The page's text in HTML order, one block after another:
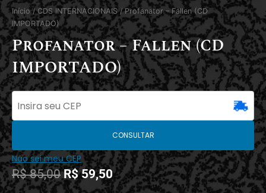
Início/CDS INTERNACIONAIS/ Profanator – Fallen (CD
IMPORTADO)
Profanator – Fallen (CD
IMPORTADO)
CONSULTAR
Não sei meu CEP
R$85,00 R$59,50